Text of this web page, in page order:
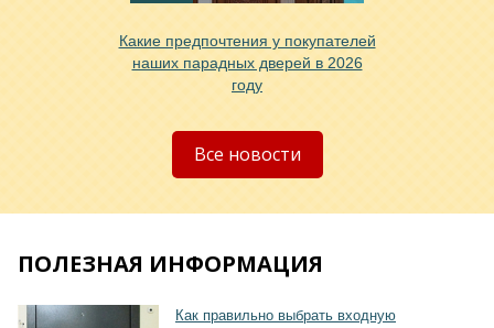
Хочу такую
Какие предпочтения у покупателей
наших парадных дверей в 2026
году
Все новости
ПОЛЕЗНАЯ ИНФОРМАЦИЯ
Как правильно выбрать входную